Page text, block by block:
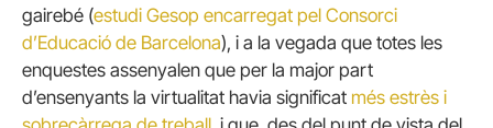
gairebé (estudi Gesop encarregat pel Consorci
d’Educació de Barcelona), i a la vegada que totes les
enquestes assenyalen que per la major part
d’ensenyants la virtualitat havia significat més estrès i